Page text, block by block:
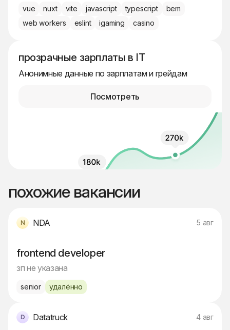
vue nuxt vite javascript typescript
bem
web workers
eslint igaming casino
прозрачные зарплаты в IT
Анонимные данные по зарплатам и грейдам
Посмотреть
похожие вакансии
NDA 5 авг
frontend developer
зп не указана
senior удалённо
Datatruck 4 авг